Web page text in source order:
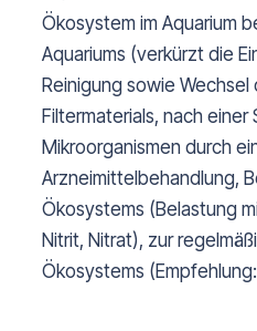
Ökosystem im Aquarium
Aquariums (verkürzt die
Reinigung sowie
Filtermaterials, nach
Mikroorganismen durch
Arzneimittelbehandlung,
Ökosystems (Belastung
Nitrit, Nitrat), zur
Ökosystems